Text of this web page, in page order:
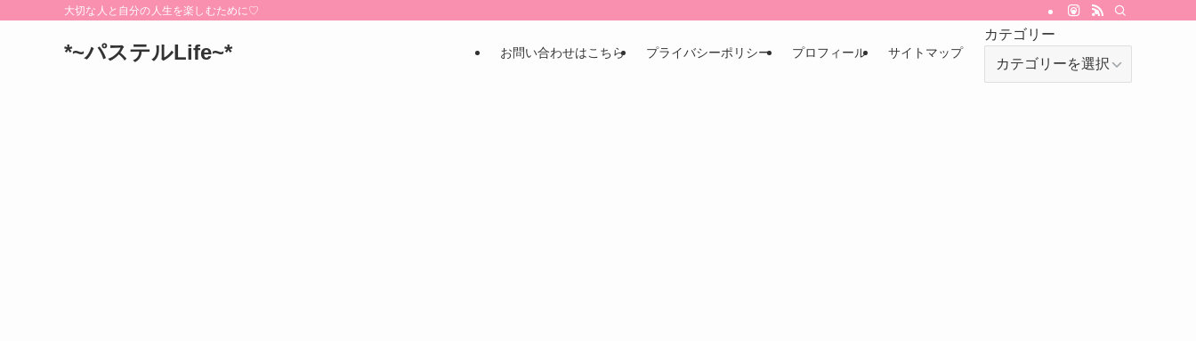
大切な人と自分の人生を楽しむために♡
*~パステルLife~* お問い合わせはこちら プライバシーポリシー プロフィール サイトマップ
カテゴリー